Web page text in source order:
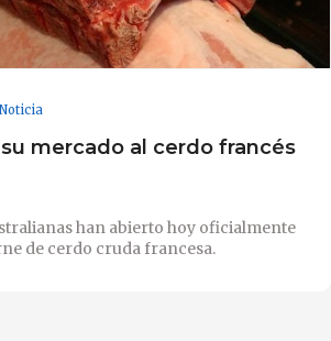
Noticia
mercado al cerdo francés
han abierto hoy oficialmente
de cerdo cruda francesa.